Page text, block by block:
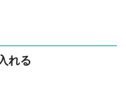
れる